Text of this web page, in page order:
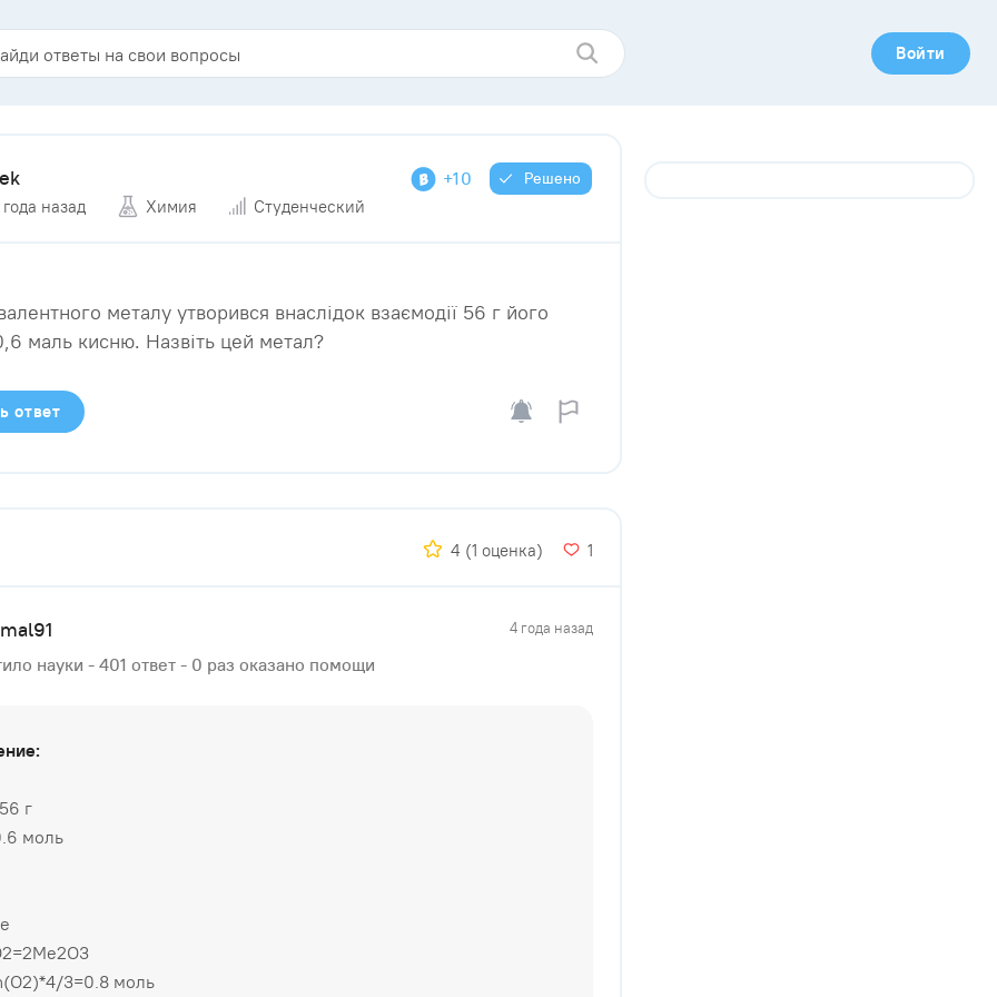
Войти
+10 Решено
назад Химия Студенческий
металу утворився внаслідок взаємодії 56 г його
маль кисню. Назвіть цей метал?
ответ
4 (1 оценка) 1
4 года назад
науки - 401 ответ - 0 раз оказано помощи
г
моль
3=0.8 моль